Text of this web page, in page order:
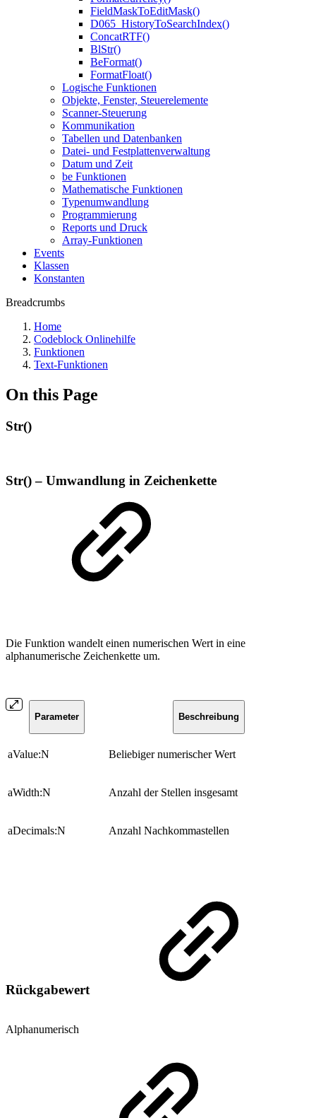
FieldMaskToEditMask()
D065_HistoryToSearchIndex()
ConcatRTF()
BlStr()
BeFormat()
FormatFloat()
Logische Funktionen
Objekte, Fenster, Steuerelemente
Scanner-Steuerung
Kommunikation
Tabellen und Datenbanken
Datei- und Festplattenverwaltung
Datum und Zeit
be Funktionen
Mathematische Funktionen
Typenumwandlung
Programmierung
Reports und Druck
Array-Funktionen
Events
Klassen
Konstanten
Breadcrumbs
Home
Codeblock Onlinehilfe
Funktionen
Text-Funktionen
On this Page
Str()
Str() – Umwandlung in Zeichenkette
Die Funktion wandelt einen numerischen Wert in eine
alphanumerische Zeichenkette um.
Parameter Beschreibung
aValue:N Beliebiger numerischer Wert
aWidth:N Anzahl der Stellen insgesamt
aDecimals:N Anzahl Nachkommastellen
Rückgabewert
Alphanumerisch